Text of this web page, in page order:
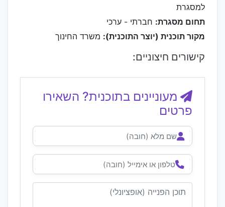
למסגרת
תחום מסגרת: חברתי - ערכי
מקור תוכנית (יוצר התוכנית): משרד החינוך
קישורים חיצוניים:
מעוניינים בתוכנית? השאירו
פרטים